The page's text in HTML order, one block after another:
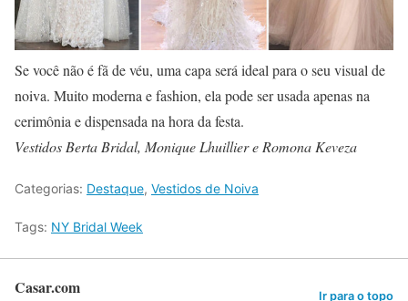
Se você não é fã de véu, uma capa será ideal para o seu visual de
noiva. Muito moderna e fashion, ela pode ser usada apenas na
cerimônia e dispensada na hora da festa.
Vestidos Berta Bridal, Monique Lhuillier e Romona Keveza
Categorias: Destaque, Vestidos de Noiva
Tags: NY Bridal Week
Casar.com Ir para o topo